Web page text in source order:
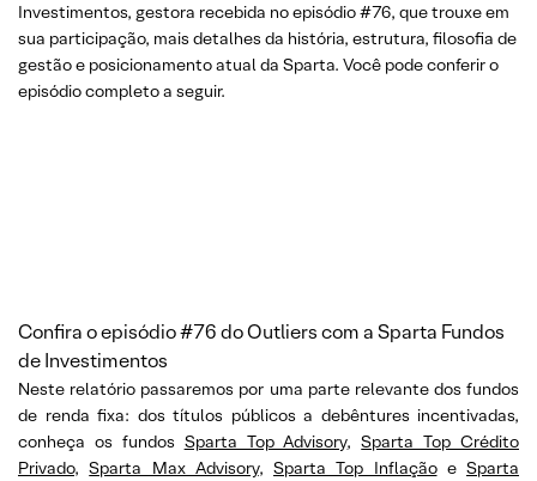
Investimentos, gestora recebida no episódio #76, que trouxe em
sua participação, mais detalhes da história, estrutura, filosofia de
gestão e posicionamento atual da Sparta. Você pode conferir o
episódio completo a seguir.
Confira o episódio #76 do Outliers com a Sparta Fundos
de Investimentos
Neste relatório passaremos por uma parte relevante dos fundos
de renda fixa: dos títulos públicos a debêntures incentivadas,
conheça os fundos Sparta Top Advisory,Sparta Top Crédito
Privado,Sparta Max Advisory, Sparta Top Inflaçãoe Sparta